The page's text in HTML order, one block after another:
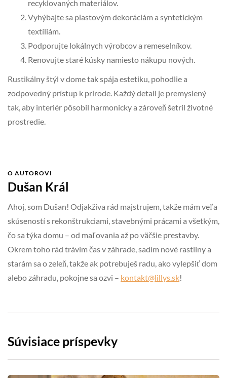
recyklovaných materiálov.
Vyhýbajte sa plastovým dekoráciám a syntetickým
textíliám.
Podporujte lokálnych výrobcov a remeselníkov.
Renovujte staré kúsky namiesto nákupu nových.
Rustikálny štýl v dome tak spája estetiku, pohodlie a
zodpovedný prístup k prírode. Každý detail je premyslený
tak, aby interiér pôsobil harmonicky a zároveň šetril životné
prostredie.
O AUTOROVI
Dušan Král
Ahoj, som Dušan! Odjakživa rád majstrujem, takže mám veľa
skúseností s rekonštrukciami, stavebnými prácami a všetkým,
čo sa týka domu – od maľovania až po väčšie prestavby.
Okrem toho rád trávim čas v záhrade, sadím nové rastliny a
starám sa o zeleň, takže ak potrebuješ radu, ako vylepšiť dom
alebo záhradu, pokojne sa ozvi – kontakt@lillys.sk!
Súvisiace príspevky